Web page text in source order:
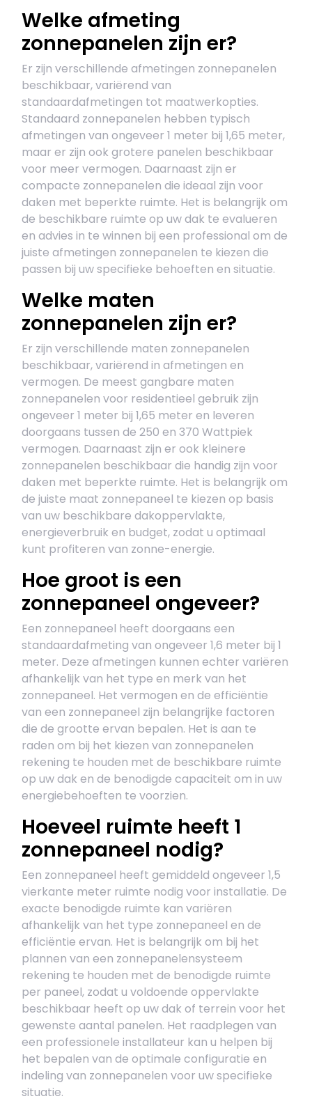
Welke afmeting
zonnepanelen zijn er?
Er zijn verschillende afmetingen zonnepanelen
beschikbaar, variërend van
standaardafmetingen tot maatwerkopties.
Standaard zonnepanelen hebben typisch
afmetingen van ongeveer 1 meter bij 1,65 meter,
maar er zijn ook grotere panelen beschikbaar
voor meer vermogen. Daarnaast zijn er
compacte zonnepanelen die ideaal zijn voor
daken met beperkte ruimte. Het is belangrijk om
de beschikbare ruimte op uw dak te evalueren
en advies in te winnen bij een professional om de
juiste afmetingen zonnepanelen te kiezen die
passen bij uw specifieke behoeften en situatie.
Welke maten
zonnepanelen zijn er?
Er zijn verschillende maten zonnepanelen
beschikbaar, variërend in afmetingen en
vermogen. De meest gangbare maten
zonnepanelen voor residentieel gebruik zijn
ongeveer 1 meter bij 1,65 meter en leveren
doorgaans tussen de 250 en 370 Wattpiek
vermogen. Daarnaast zijn er ook kleinere
zonnepanelen beschikbaar die handig zijn voor
daken met beperkte ruimte. Het is belangrijk om
de juiste maat zonnepaneel te kiezen op basis
van uw beschikbare dakoppervlakte,
energieverbruik en budget, zodat u optimaal
kunt profiteren van zonne-energie.
Hoe groot is een
zonnepaneel ongeveer?
Een zonnepaneel heeft doorgaans een
standaardafmeting van ongeveer 1,6 meter bij 1
meter. Deze afmetingen kunnen echter variëren
afhankelijk van het type en merk van het
zonnepaneel. Het vermogen en de efficiëntie
van een zonnepaneel zijn belangrijke factoren
die de grootte ervan bepalen. Het is aan te
raden om bij het kiezen van zonnepanelen
rekening te houden met de beschikbare ruimte
op uw dak en de benodigde capaciteit om in uw
energiebehoeften te voorzien.
Hoeveel ruimte heeft 1
zonnepaneel nodig?
Een zonnepaneel heeft gemiddeld ongeveer 1,5
vierkante meter ruimte nodig voor installatie. De
exacte benodigde ruimte kan variëren
afhankelijk van het type zonnepaneel en de
efficiëntie ervan. Het is belangrijk om bij het
plannen van een zonnepanelensysteem
rekening te houden met de benodigde ruimte
per paneel, zodat u voldoende oppervlakte
beschikbaar heeft op uw dak of terrein voor het
gewenste aantal panelen. Het raadplegen van
een professionele installateur kan u helpen bij
het bepalen van de optimale configuratie en
indeling van zonnepanelen voor uw specifieke
situatie.